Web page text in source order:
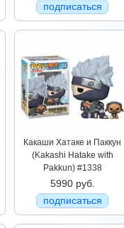
подписаться
Какаши Хатаке и Паккун
(Kakashi Hatake with
Pakkun) #1338
5990 руб.
подписаться